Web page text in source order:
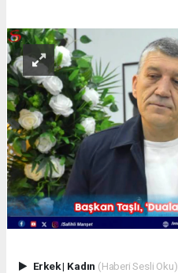
Erkek| Kadın (Haberi Sesli Oku)